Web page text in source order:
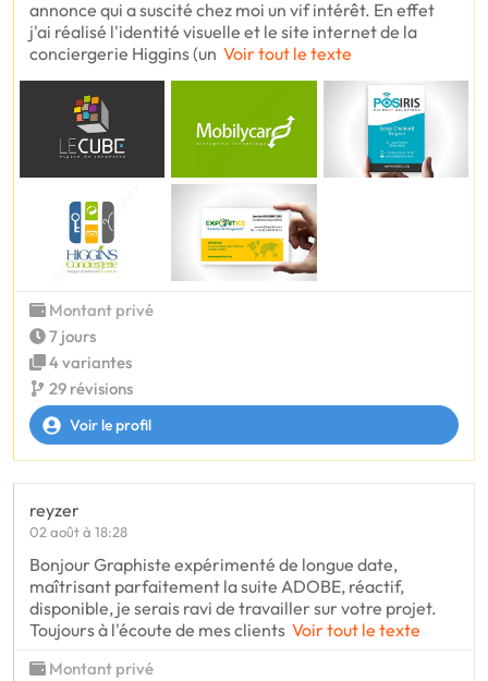
annonce qui a suscité chez moi un vif intérêt. En effet
j'ai réalisé l'identité visuelle et le site internet de la
conciergerie Higgins (un Voir tout le texte
Montant privé
7 jours
4 variantes
29 révisions
Voir le profil
reyzer
02 août à 18:28
Bonjour Graphiste expérimenté de longue date,
maîtrisant parfaitement la suite ADOBE, réactif,
disponible, je serais ravi de travailler sur votre projet.
Toujours à l'écoute de mes clients Voir tout le texte
Montant privé